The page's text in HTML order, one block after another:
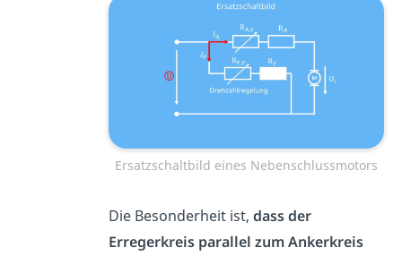
Ersatzschaltbild eines Nebenschlussmotors
Die Besonderheit ist, dass der
Erregerkreis parallel zum Ankerkreis